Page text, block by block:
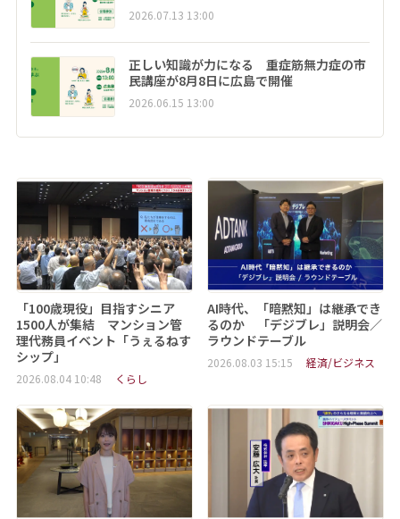
2026.07.13 13:00
正しい知識が力になる 重症筋無力症の市
民講座が8月8日に広島で開催
2026.06.15 13:00
「100歳現役」目指すシニア
1500人が集結 マンション管
理代務員イベント「うぇるねす
シップ」
2026.08.04 10:48 くらし
AI時代、「暗黙知」は継承でき
るのか 「デジブレ」説明会／
ラウンドテーブル
2026.08.03 15:15 経済/ビジネス